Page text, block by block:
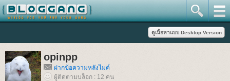
opinpp
ฝากข้อความหลังไมค์
ผู้ติดตามบล็อก : 12 คน